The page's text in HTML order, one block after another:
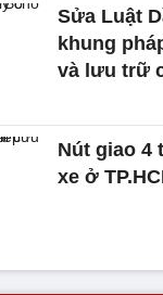
Sửa Luật
khung
và lưu trữ
Nút giao 4
xe ở